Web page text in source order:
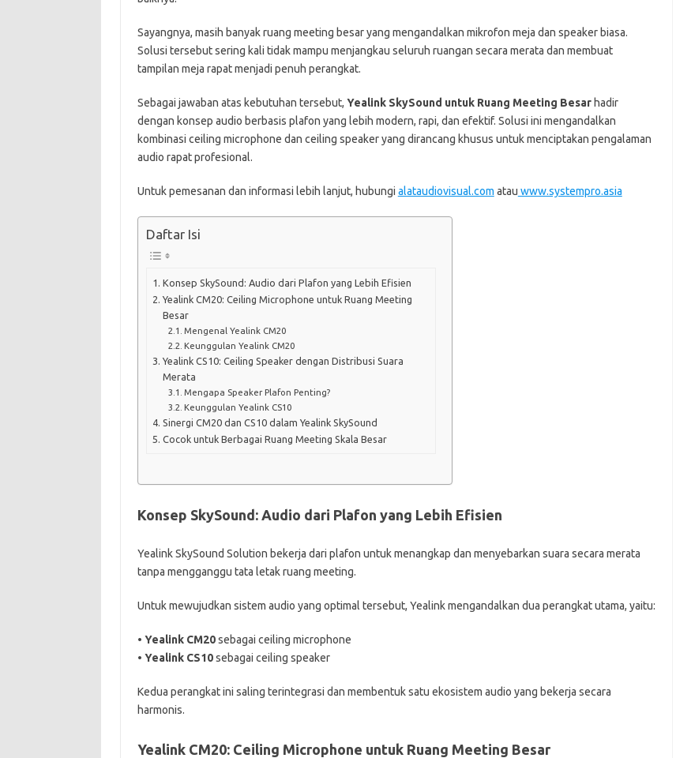
Sayangnya, masih banyak ruang meeting besar yang mengandalkan mikrofon meja dan speaker biasa.
Solusi tersebut sering kali tidak mampu menjangkau seluruh ruangan secara merata dan membuat
tampilan meja rapat menjadi penuh perangkat.
Sebagai jawaban atas kebutuhan tersebut, Yealink SkySound untuk Ruang Meeting Besarhadir
dengan konsep audio berbasis plafon yang lebih modern, rapi, dan efektif. Solusi ini mengandalkan
kombinasi ceiling microphone dan ceiling speaker yang dirancang khusus untuk menciptakan pengalaman
audio rapat profesional.
Untuk pemesanan dan informasi lebih lanjut, hubungi alataudiovisual.com atau www.systempro.asia
Daftar Isi
Konsep SkySound: Audio dari Plafon yang Lebih Efisien
Yealink CM20: Ceiling Microphone untuk Ruang Meeting
Besar
Mengenal Yealink CM20
Keunggulan Yealink CM20
Yealink CS10: Ceiling Speaker dengan Distribusi Suara
Merata
Mengapa Speaker Plafon Penting?
Keunggulan Yealink CS10
Sinergi CM20 dan CS10 dalam Yealink SkySound
Cocok untuk Berbagai Ruang Meeting Skala Besar
Konsep SkySound: Audio dari Plafon yang Lebih Efisien
Yealink SkySound Solution bekerja dari plafon untuk menangkap dan menyebarkan suara secara merata
tanpa mengganggu tata letak ruang meeting.
Untuk mewujudkan sistem audio yang optimal tersebut, Yealink mengandalkan dua perangkat utama, yaitu:
• Yealink CM20sebagai ceiling microphone
• Yealink CS10sebagai ceiling speaker
Kedua perangkat ini saling terintegrasi dan membentuk satu ekosistem audio yang bekerja secara
harmonis.
Yealink CM20: Ceiling Microphone untuk Ruang Meeting Besar